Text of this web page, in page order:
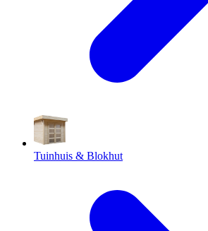
Tuinhuis & Blokhut